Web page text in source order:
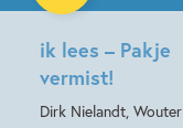
ik lees – Pakje
vermist!
Dirk Nielandt, Wouter